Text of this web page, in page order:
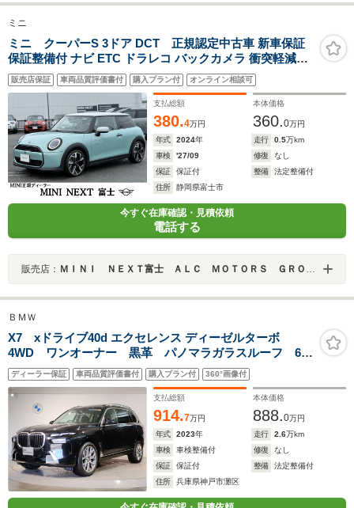
ミニ
ミニ クーパーS 3ドア DCT 正規認定中古車 新車保証
保証整備付 ナビ ETC ドラレコ バックカメラ 衝突軽減ブ
レーキ アイドリングストップ 障害物ソナー 車線キープ A
クルコン
販売店保証 車両品質評価書付 購入プラン付 オンライン相談可
支払総額
380.4万円
本体価格
360.0万円
年式
2024年 走行 0.5万km
車検
'27/09 修復
なし
保証
保証付 整備
法定整備付
住所
静岡県富士市
今すぐ在庫確認・見積依頼
電話する
販売店： ＭＩＮＩ ＮＥＸＴ富士 ＡＬＣ ＭＯＴＯＲＳ ＧＲＯＵＰ
ＢＭＷ
X7 xドライブ40d エクセレンス ディーゼルターボ
4WD ワンオーナー 黒革 パノマラガラスルーフ 6人
乗り ハーマンカードンサウンドシステム シートヒー
ター&ベンチレーション ステアリングヒーター ブライ
ンドスポットモニター 全周囲カメラ LEDヘッドライ
ディーラー保証 車両品質評価書付 購入プラン付 360°画像付
支払総額
914.7万円
本体価格
888.0万円
年式
2023年 走行 2.6万km
車検
車検整備付 修復
なし
保証
保証付 整備
法定整備付
住所
兵庫県神戸市灘区